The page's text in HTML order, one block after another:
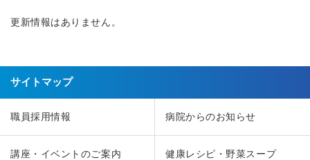
更新情報はありません。
サイトマップ
職員採用情報 病院からのお知らせ
講座・イベントのご案内 健康レシピ・野菜スープ